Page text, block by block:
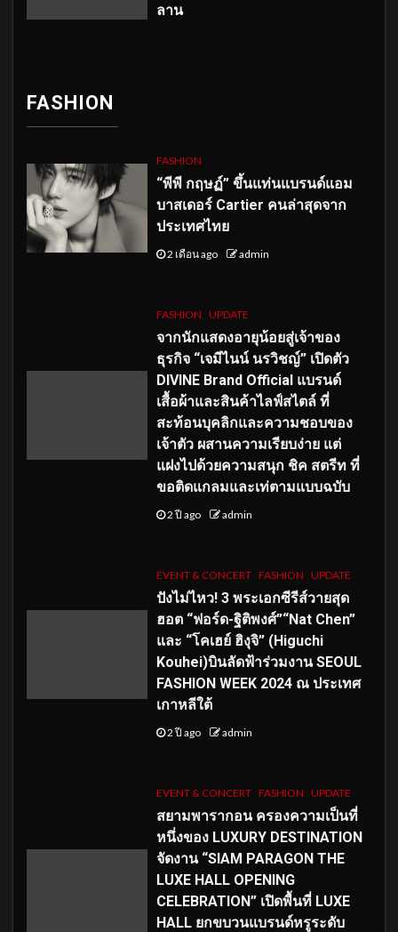
ลาน
FASHION
FASHION
“พีพี กฤษฏ์” ขึ้นแท่นแบรนด์แอม
บาสเดอร์ Cartier คนล่าสุดจาก
ประเทศไทย
2 เดือน ago admin
FASHION UPDATE
จากนักแสดงอายุน้อยสู่เจ้าของ
ธุรกิจ “เจมีไนน์ นรวิชญ์” เปิดตัว
DIVINE Brand Official แบรนด์
เสื้อผ้าและสินค้าไลฟ์สไตล์ ที่
สะท้อนบุคลิกและความชอบของ
เจ้าตัว ผสานความเรียบง่าย แต่
แฝงไปด้วยความสนุก ชิค สตรีท ที่
ขอติดแกลมและเท่ตามแบบฉบับ
2 ปี ago admin
EVENT & CONCERT FASHION UPDATE
ปังไม่ไหว! 3 พระเอกซีรีส์วายสุด
ฮอต “ฟอร์ด-ฐิติพงศ์”“Nat Chen”
และ “โคเฮย์ ฮิงุจิ” (Higuchi
Kouhei)บินลัดฟ้าร่วมงาน SEOUL
FASHION WEEK 2024 ณ ประเทศ
เกาหลีใต้
2 ปี ago admin
EVENT & CONCERT FASHION UPDATE
สยามพารากอน ครองความเป็นที่
หนึ่งของ LUXURY DESTINATION
จัดงาน “SIAM PARAGON THE
LUXE HALL OPENING
CELEBRATION” เปิดพื้นที่ LUXE
HALL ยกขบวนแบรนด์หรูระดับ